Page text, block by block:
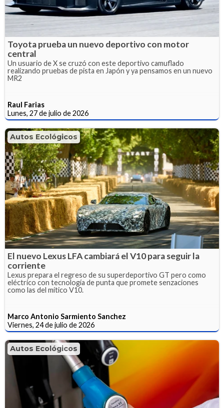
Toyota prueba un nuevo deportivo con motor
central
Un usuario de X se cruzó con este deportivo camuflado
realizando pruebas de pista en Japón y ya pensamos en un nuevo
MR2
Raul Farias
Lunes, 27 de julio de 2026
Autos Ecológicos
El nuevo Lexus LFA cambiará el V10 para seguir la
corriente
Lexus prepara el regreso de su superdeportivo GT pero como
eléctrico con tecnología de punta que promete senzaciones
como las del mítico V10.
Marco Antonio Sarmiento Sanchez
Viernes, 24 de julio de 2026
Autos Ecológicos